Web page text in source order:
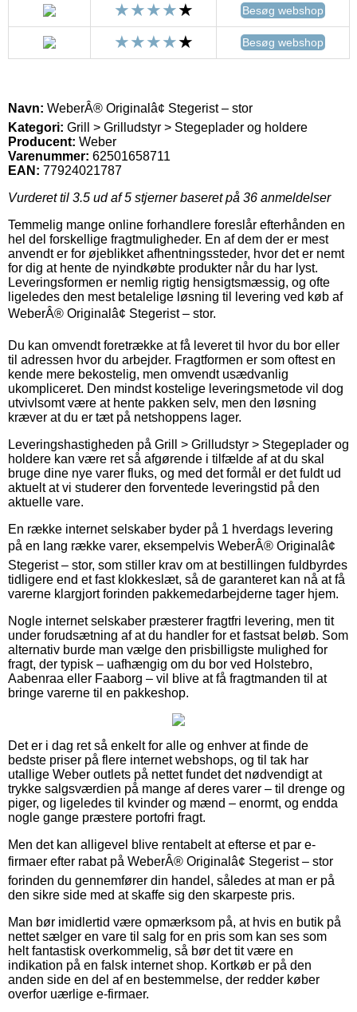
Besøg webshop
Besøg webshop
Navn: WeberÂ® Originalâ¢ Stegerist – stor
Kategori: Grill > Grilludstyr > Stegeplader og holdere
Producent: Weber
Varenummer: 62501658711
EAN: 77924021787
Vurderet til 3.5 ud af 5 stjerner baseret på 36 anmeldelser
Temmelig mange online forhandlere foreslår efterhånden en
hel del forskellige fragtmuligheder. En af dem der er mest
anvendt er for øjeblikket afhentningssteder, hvor det er nemt
for dig at hente de nyindkøbte produkter når du har lyst.
Leveringsformen er nemlig rigtig hensigtsmæssig, og ofte
ligeledes den mest betalelige løsning til levering ved køb af
WeberÂ® Originalâ¢ Stegerist – stor.
Du kan omvendt foretrække at få leveret til hvor du bor eller
til adressen hvor du arbejder. Fragtformen er som oftest en
kende mere bekostelig, men omvendt usædvanlig
ukompliceret. Den mindst kostelige leveringsmetode vil dog
utvivlsomt være at hente pakken selv, men den løsning
kræver at du er tæt på netshoppens lager.
Leveringshastigheden på Grill > Grilludstyr > Stegeplader og
holdere kan være ret så afgørende i tilfælde af at du skal
bruge dine nye varer fluks, og med det formål er det fuldt ud
aktuelt at vi studerer den forventede leveringstid på den
aktuelle vare.
En række internet selskaber byder på 1 hverdags levering
på en lang række varer, eksempelvis WeberÂ® Originalâ¢
Stegerist – stor, som stiller krav om at bestillingen fuldbyrdes
tidligere end et fast klokkeslæt, så de garanteret kan nå at få
varerne klargjort forinden pakkemedarbejderne tager hjem.
Nogle internet selskaber præsterer fragtfri levering, men tit
under forudsætning af at du handler for et fastsat beløb. Som
alternativ burde man vælge den prisbilligste mulighed for
fragt, der typisk – uafhængig om du bor ved Holstebro,
Aabenraa eller Faaborg – vil blive at få fragtmanden til at
bringe varerne til en pakkeshop.
Det er i dag ret så enkelt for alle og enhver at finde de
bedste priser på flere internet webshops, og til tak har
utallige Weber outlets på nettet fundet det nødvendigt at
trykke salgsværdien på mange af deres varer – til drenge og
piger, og ligeledes til kvinder og mænd – enormt, og endda
nogle gange præstere portofri fragt.
Men det kan alligevel blive rentabelt at efterse et par e-
firmaer efter rabat på WeberÂ® Originalâ¢ Stegerist – stor
forinden du gennemfører din handel, således at man er på
den sikre side med at skaffe sig den skarpeste pris.
Man bør imidlertid være opmærksom på, at hvis en butik på
nettet sælger en vare til salg for en pris som kan ses som
helt fantastisk overkommelig, så bør det tit være en
indikation på en falsk internet shop. Kortkøb er på den
anden side en del af en bestemmelse, der redder køber
overfor uærlige e-firmaer.